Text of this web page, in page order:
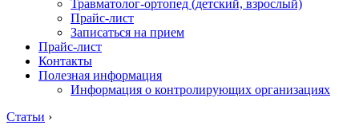
Травматолог-ортопед (детский, взрослый)
Прайс-лист
Записаться на прием
Прайс-лист
Контакты
Полезная информация
Информация о контролирующих организациях
Статьи ›